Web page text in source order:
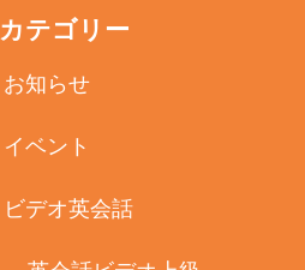
カテゴリー
お知らせ
イベント
ビデオ英会話